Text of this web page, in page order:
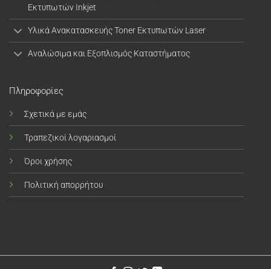
Εκτυπωτών Inkjet
Υλικά Ανακατασκευής Toner Εκτυπωτών Laser
Αναλώσιμα και Εξοπλισμός Καταστήματος
Πληροφορίες
Σχετικά με εμάς
Τραπεζικοί λογαριασμοί
Όροι χρήσης
Πολιτική απορρήτου